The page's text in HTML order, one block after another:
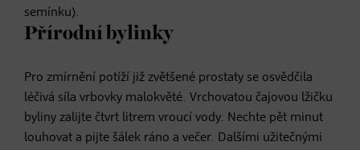
semínku).
Přírodní bylinky
Pro zmírnění potíží již zvětšené prostaty se osvědčila
léčivá síla vrbovky malokvěté. Vrchovatou čajovou lžičku
byliny zalijte čtvrt litrem vroucí vody. Nechte pět minut
louhovat a pijte šálek ráno a večer. Dalšími užitečnými